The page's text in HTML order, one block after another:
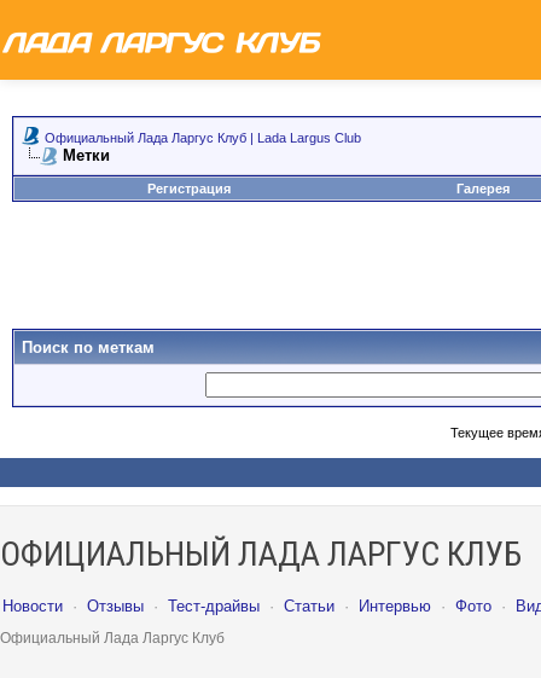
Официальный Лада Ларгус Клуб | Lada Largus Club
Метки
Регистрация Галерея
Поиск по меткам
Текущее
ОФИЦИАЛЬНЫЙ ЛАДА ЛАРГУС КЛУБ
Новости · Отзывы · Тест-драйвы · Статьи · Интервью · Фото ·
Официальный Лада Ларгус Клуб